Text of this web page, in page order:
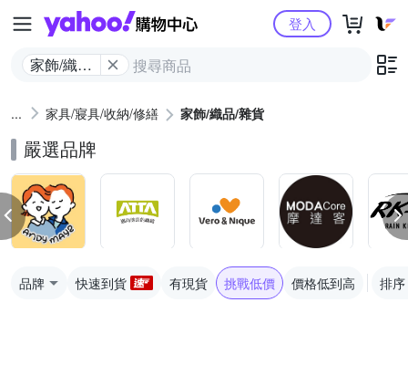
Yahoo購物中心
家飾/織品/
登入
家具/寢具/收納/修繕 家飾/織品/雜貨
嚴選品牌
品牌 快速到貨 有現貨 挑戰低價 價格低到高 排序